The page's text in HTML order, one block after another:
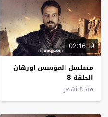
02:16:19
مسلسل المؤسس اورهان
الحلقة 8
منذ 8 أشهر